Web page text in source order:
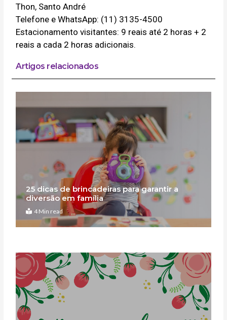
Thon, Santo André
Telefone e WhatsApp: (11) 3135-4500
Estacionamento visitantes: 9 reais até 2 horas + 2
reais a cada 2 horas adicionais.
Artigos relacionados
25 dicas de brincadeiras para garantir a
diversão em família
4 Min read